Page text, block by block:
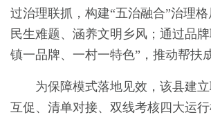
过治理联抓，构建“五治融合”治理
民生难题、涵养文明乡风；通过品
镇一品牌、一村一特色”，推动帮扶
为保障模式落地见效，该县建
互促、清单对接、双线考核四大运行